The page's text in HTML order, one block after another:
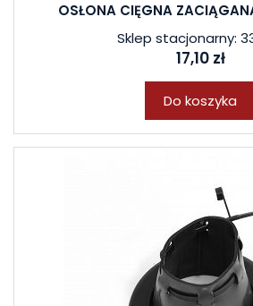
OSŁONA CIĘGNA
Sklep stacjonarny:
17,10 zł
Do koszyka